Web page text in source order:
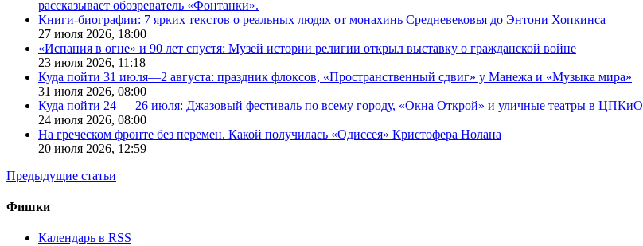
рассказывает обозреватель «Фонтанки».
Книги-биографии: 7 ярких текстов о реальных людях от монахинь Средневековья до Энтони Хопкинса
27 июля 2026, 18:00
«Испания в огне» и 90 лет спустя: Музей истории религии открыл выставку о гражданской войне
23 июля 2026, 11:18
Куда пойти 31 июля—2 августа: праздник флоксов, «Пространственный сдвиг» у Манежа и «Музыка мира»
31 июля 2026, 08:00
Куда пойти 24 — 26 июля: Джазовый фестиваль по всему городу, «Окна Открой» и уличные театры в ЦПКиО
24 июля 2026, 08:00
На греческом фронте без перемен. Какой получилась «Одиссея» Кристофера Нолана
20 июля 2026, 12:59
Предыдущие статьи
Фишки
Календарь в RSS